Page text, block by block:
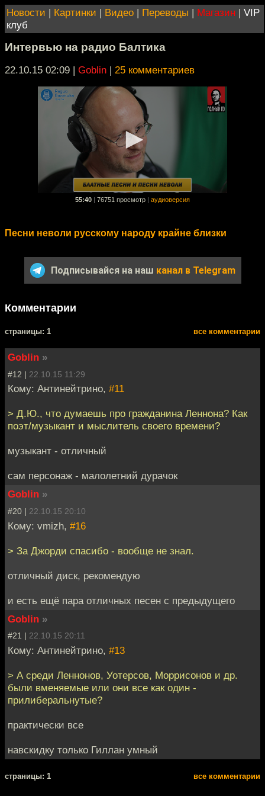
Новости | Картинки | Видео | Переводы | Магазин | VIP
клуб
Интервью на радио Балтика
22.10.15 02:09 | Goblin | 25 комментариев
55:40 76751 просмотр аудиоверсия
Песни неволи русскому народу крайне близки
Подписывайся на наш канал в Telegram
Комментарии
cтраницы: 1 все комментарии
Goblin »
#12 | 22.10.15 11:29
Кому: Антинейтрино, #11
> Д.Ю., что думаешь про гражданина Леннона? Как
поэт/музыкант и мыслитель своего времени?
музыкант - отличный
сам персонаж - малолетний дурачок
Goblin »
#20 | 22.10.15 20:10
Кому: vmizh, #16
> За Джорди спасибо - вообще не знал.
отличный диск, рекомендую
и есть ещё пара отличных песен с предыдущего
Goblin »
#21 | 22.10.15 20:11
Кому: Антинейтрино, #13
> А среди Леннонов, Уотерсов, Моррисонов и др.
были вменяемые или они все как один -
прилиберальнутые?
практически все
навскидку только Гиллан умный
cтраницы: 1 все комментарии